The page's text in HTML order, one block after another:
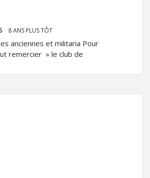
8 ANS PLUS TÔT
anciennes et militaria Pour
remercier » le club de